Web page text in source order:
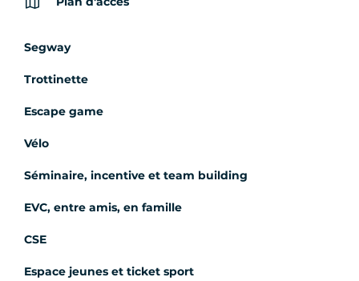
Segway
Trottinette
Escape game
Vélo
Séminaire, incentive et team building
EVC, entre amis, en famille
CSE
Espace jeunes et ticket sport